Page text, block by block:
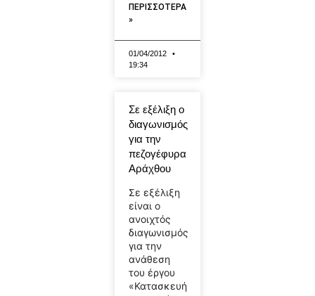
ΠΕΡΙΣΣΟΤΕΡΑ
»
01/04/2012
19:34
Σε εξέλιξη ο
διαγωνισμός
για την
πεζογέφυρα
Αράχθου
Σε εξέλιξη
είναι ο
ανοιχτός
διαγωνισμός
για την
ανάθεση
του έργου
«Κατασκευή